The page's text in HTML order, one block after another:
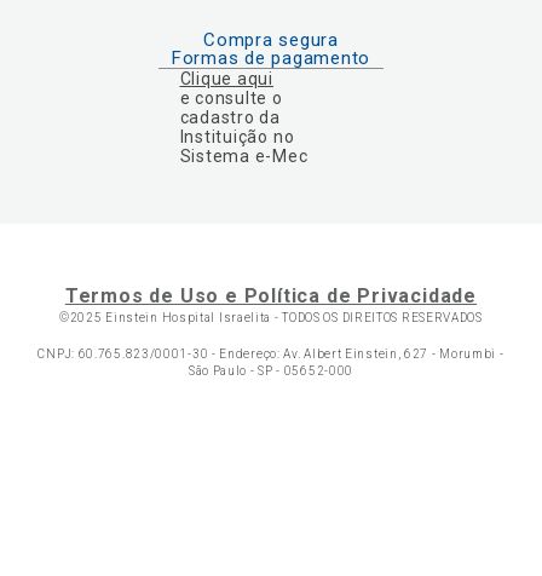
Compra segura
Formas de pagamento
Clique aqui
e consulte o
cadastro da
Instituição no
Sistema e-Mec
Termos de Uso e Política de Privacidade
©2025 Einstein Hospital Israelita -TODOS OS DIREITOS RESERVADOS
CNPJ: 60.765.823/0001-30 - Endereço: Av. Albert Einstein, 627 - Morumbi -
São Paulo - SP - 05652-000